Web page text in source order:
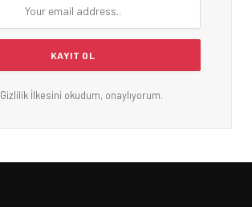
Gizlilik İlkesini okudum, onaylıyorum.